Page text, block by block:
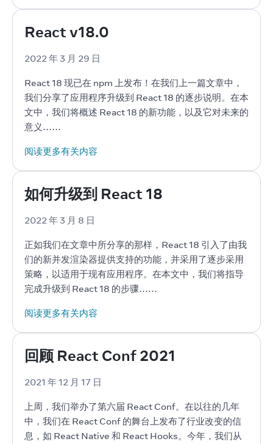
React v18.0
2022 年 3 月 29 日
React 18 现已在 npm 上发布！在我们上一篇文章中，
我们分享了应用程序升级到 React 18 的逐步说明。在本
文中，我们将概述 React 18 的新功能，以及它对未来的
意义……
阅读更多有关内容
如何升级到 React 18
2022 年 3 月 8 日
正如我们在文章中所分享的那样，React 18 引入了由我
们的新并发渲染器提供支持的功能，并采用了逐步采用
策略，以适用于现有应用程序。在本文中，我们将指导
完成升级到 React 18 的步骤……
阅读更多有关内容
回顾 React Conf 2021
2021 年 12 月 17 日
上周，我们举办了第六届 React Conf。在以往的几年
中，我们在 React Conf 的舞台上发布了行业改变的信
息，如 React Native 和 React Hooks。今年，我们从